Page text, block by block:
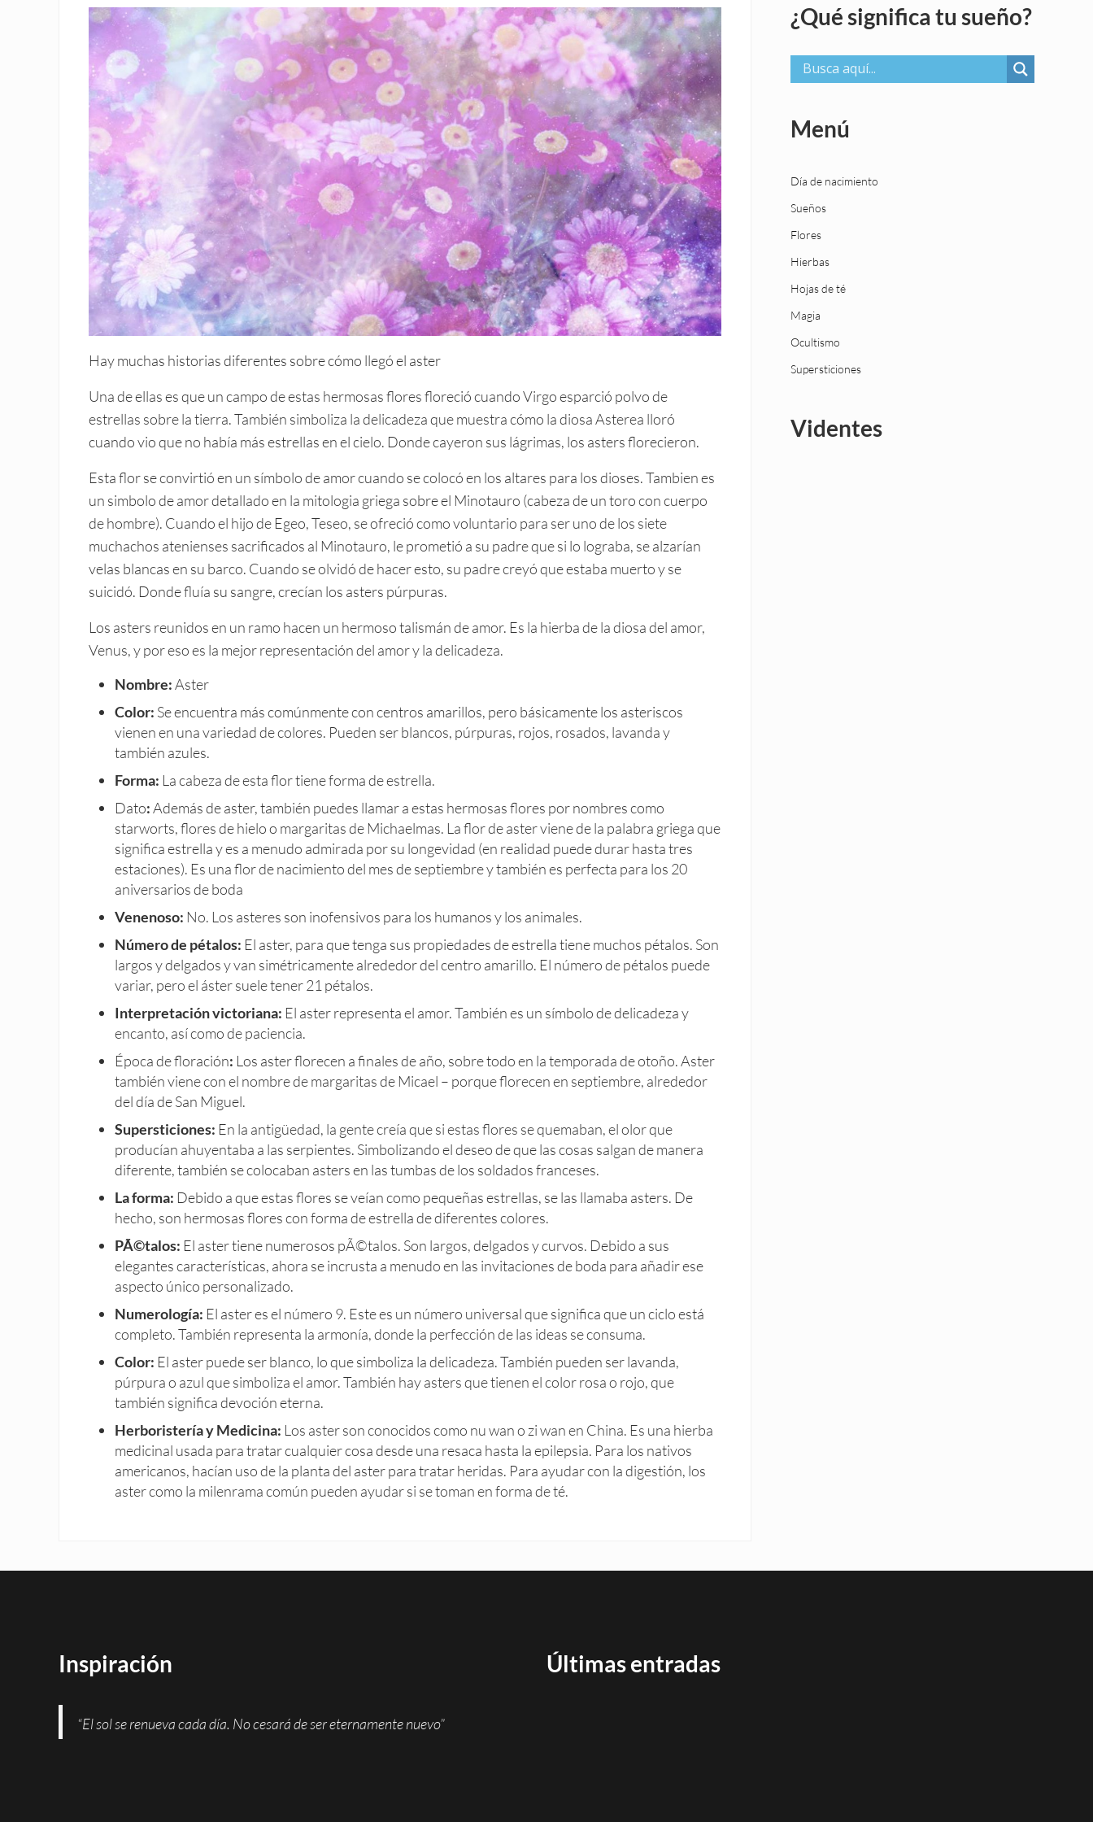
Hay muchas historias diferentes sobre cómo llegó el aster
Una de ellas es que un campo de estas hermosas flores floreció cuando Virgo esparció polvo de
estrellas sobre la tierra. También simboliza la delicadeza que muestra cómo la diosa Asterea lloró
cuando vio que no había más estrellas en el cielo. Donde cayeron sus lágrimas, los asters florecieron.
Esta flor se convirtió en un símbolo de amor cuando se colocó en los altares para los dioses. Tambien es
un simbolo de amor detallado en la mitologia griega sobre el Minotauro (cabeza de un toro con cuerpo
de hombre). Cuando el hijo de Egeo, Teseo, se ofreció como voluntario para ser uno de los siete
muchachos atenienses sacrificados al Minotauro, le prometió a su padre que si lo lograba, se alzarían
velas blancas en su barco. Cuando se olvidó de hacer esto, su padre creyó que estaba muerto y se
suicidó. Donde fluía su sangre, crecían los asters púrpuras.
Los asters reunidos en un ramo hacen un hermoso talismán de amor. Es la hierba de la diosa del amor,
Venus, y por eso es la mejor representación del amor y la delicadeza.
Nombre:Aster
Color: Se encuentra más comúnmente con centros amarillos, pero básicamente los asteriscos
vienen en una variedad de colores. Pueden ser blancos, púrpuras, rojos, rosados, lavanda y
también azules.
Forma: La cabeza de esta flor tiene forma de estrella.
Dato:Además de aster, también puedes llamar a estas hermosas flores por nombres como
starworts, flores de hielo o margaritas de Michaelmas. La flor de aster viene de la palabra griega que
significa estrella y es a menudo admirada por su longevidad (en realidad puede durar hasta tres
estaciones). Es una flor de nacimiento del mes de septiembre y también es perfecta para los 20
aniversarios de boda
Venenoso: No. Los asteres son inofensivos para los humanos y los animales.
Número de pétalos: El aster, para que tenga sus propiedades de estrella tiene muchos pétalos. Son
largos y delgados y van simétricamente alrededor del centro amarillo. El número de pétalos puede
variar, pero el áster suele tener 21 pétalos.
Interpretación victoriana: El aster representa el amor. También es un símbolo de delicadeza y
encanto, así como de paciencia.
Época de floración: Los aster florecen a finales de año, sobre todo en la temporada de otoño. Aster
también viene con el nombre de margaritas de Micael – porque florecen en septiembre, alrededor
del día de San Miguel.
Supersticiones: En la antigüedad, la gente creía que si estas flores se quemaban, el olor que
producían ahuyentaba a las serpientes. Simbolizando el deseo de que las cosas salgan de manera
diferente, también se colocaban asters en las tumbas de los soldados franceses.
La forma: Debido a que estas flores se veían como pequeñas estrellas, se las llamaba asters. De
hecho, son hermosas flores con forma de estrella de diferentes colores.
PÃ©talos: El aster tiene numerosos pÃ©talos. Son largos, delgados y curvos. Debido a sus
elegantes características, ahora se incrusta a menudo en las invitaciones de boda para añadir ese
aspecto único personalizado.
Numerología: El aster es el número 9. Este es un número universal que significa que un ciclo está
completo. También representa la armonía, donde la perfección de las ideas se consuma.
Color: El aster puede ser blanco, lo que simboliza la delicadeza. También pueden ser lavanda,
púrpura o azul que simboliza el amor. También hay asters que tienen el color rosa o rojo, que
también significa devoción eterna.
Herboristería y Medicina: Los aster son conocidos como nu wan o zi wan en China. Es una hierba
medicinal usada para tratar cualquier cosa desde una resaca hasta la epilepsia. Para los nativos
americanos, hacían uso de la planta del aster para tratar heridas. Para ayudar con la digestión, los
aster como la milenrama común pueden ayudar si se toman en forma de té.
¿Qué significa tu sueño?
Menú
Día de nacimiento
Sueños
Flores
Hierbas
Hojas de té
Magia
Ocultismo
Supersticiones
Videntes
Inspiración
“El sol se renueva cada día. No cesará de ser eternamente nuevo”
Últimas entradas